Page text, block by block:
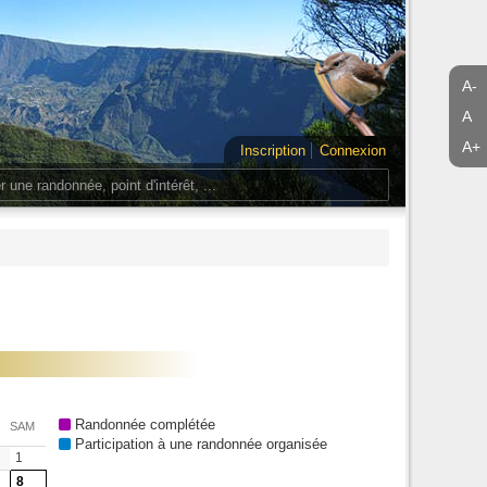
A-
A
A+
Inscription
Connexion
SAM
1
8
Randonnée complétée
Participation à une randonnée organisée